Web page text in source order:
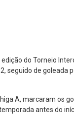
do Torneio
seguido de goleada
A, marcaram os
antes do